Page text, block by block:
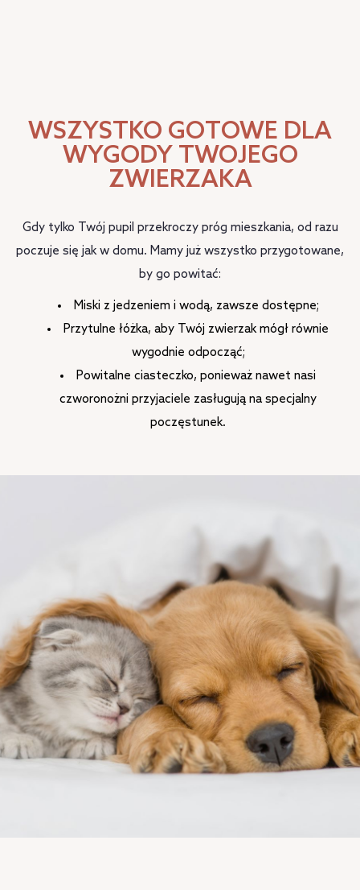
WSZYSTKO GOTOWE DLA
WYGODY TWOJEGO
ZWIERZAKA
Gdy tylko Twój pupil przekroczy próg mieszkania, od razu
poczuje się jak w domu. Mamy już wszystko przygotowane,
by go powitać:
Miski z jedzeniem i wodą, zawsze dostępne;
Przytulne łóżka, aby Twój zwierzak mógł równie
wygodnie odpocząć;
Powitalne ciasteczko, ponieważ nawet nasi
czworonożni przyjaciele zasługują na specjalny
poczęstunek.